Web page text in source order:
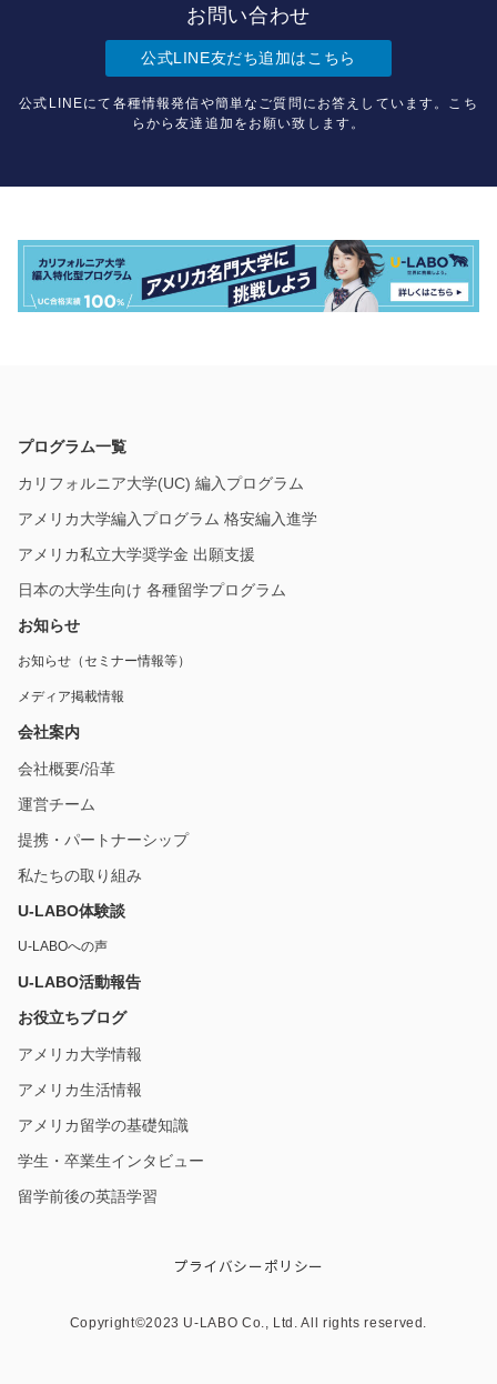
お問い合わせ
公式LINE友だち追加はこちら
公式LINEにて各種情報発信や簡単なご質問にお答えしています。こち
らから友達追加をお願い致します。
プログラム一覧
カリフォルニア大学(UC) 編入プログラム
アメリカ大学編入プログラム 格安編入進学
アメリカ私立大学奨学金 出願支援
日本の大学生向け 各種留学プログラム
お知らせ
お知らせ（セミナー情報等）
メディア掲載情報
会社案内
会社概要/沿革
運営チーム
提携・パートナーシップ
私たちの取り組み
U-LABO体験談
U-LABOへの声
U-LABO活動報告
お役立ちブログ
アメリカ大学情報
アメリカ生活情報
アメリカ留学の基礎知識
学生・卒業生インタビュー
留学前後の英語学習
プライバシーポリシー
Copyright©︎2023 U-LABO Co., Ltd. All rights reserved.